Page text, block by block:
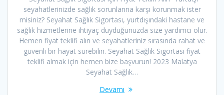
seyahatlerinizde sağlık sorunlarına karşı korunmak ister
misiniz? Seyahat Sağlık Sigortası, yurtdışındaki hastane ve
sağlık hizmetlerine ihtiyaç duyduğunuzda size yardımcı olur.
Hemen fiyat teklifi alın ve seyahatleriniz sırasında rahat ve
güvenli bir hayat sürebilin. Seyahat Sağlık Sigortası fiyat
teklifi almak için hemen bize başvurun! 2023 Malatya
Seyahat Sağlık…
Devamı